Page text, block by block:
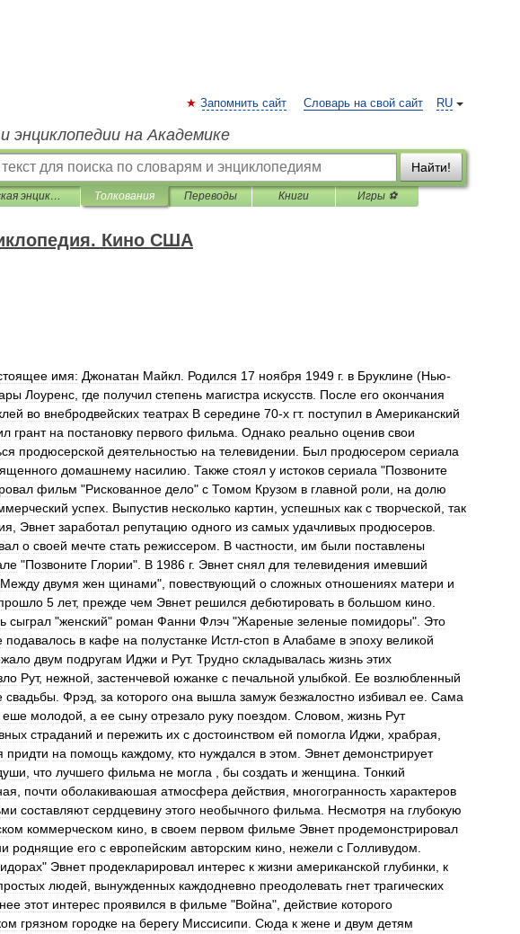
RU
Запомнить сайт Словарь на свой сайт
энциклопедии на Академике
Найти!
Режиссерская энциклопедия. Кино США Толкования Переводы Книги Игры ⚽
Кино США
имя: Джонатан Майкл Родился 17 ноября 1949 г. в Бруклине (Нью-
Лоуренс где получил степень магистра искусств После его окончания
во внебродвейских театрах В середине 70-х гт. поступил в Американский
грант на постановку первого фильма Однако реально оценив свои
продюсерской деятельностью на телевидении Был продюсером сериала
домашнему насилию Также стоял у истоков сериала "Позвоните
фильм "Рискованное дело" с Томом Крузом в главной роли на долю
успех Выпустив несколько картин успешных как с творческой так
Эвнет заработал репутацию одного из самых удачливых продюсеров
о своей мечте стать режиссером В частности им были поставлены
"Позвоните Глории". В 1986 г. Эвнет снял для телевидения имевший
Между двумя жен щинами", повествующий о сложных отношениях матери и
5 лет, прежде чем Эвнет решился дебютировать в большом кино
сыграл "женский" роман Фанни Флэч "Жареные зеленые помидоры". Это
подавалось в кафе на полустанке Истл-стоп в Алабаме в эпоху великой
двум подругам Иджи и Рут. Трудно складывалась жизнь этих
Рут, нежной застенчевой южанке с печальной улыбкой Ее возлюбленный
свадьбы Фрэд за которого она вышла замуж безжалостно избивал ее Сама
еше молодой а ее сыну отрезало руку поездом Словом жизнь Рут
страданий и пережить их с достоинством ей помогла Иджи храбрая
придти на помощь каждому, кто нуждался в этом Эвнет демонстрирует
что лучшего фильма не могла бы создать и женщина Тонкий
почти оболакиваюшая атмосфера действия многогранность характеров
составляют сердцевину этого необычного фильма Несмотря на глубокую
коммерческом кино в своем первом фильме Эвнет продемонстрировал
роднящие его с европейским авторским кино нежели с Голливудом
" Эвнет продекларировал интерес к жизни американской глубинки
к
людей вынужденных каждодневно преодолевать гнет трагических
этот интерес проявился в фильме "Война", действие которого
грязном городке на берегу Миссисипи Сюда к жене и двум детям